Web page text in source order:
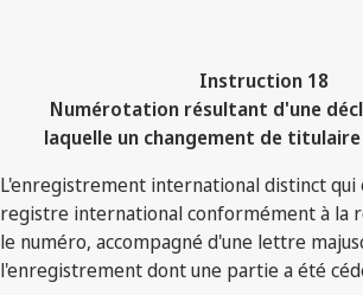
Instruction 18
Numérotation résultant d'une
laquelle un changement de
L'enregistrement international distinct qui
registre international conformément à la
le numéro, accompagné d'une lettre
l'enregistrement dont une partie a été